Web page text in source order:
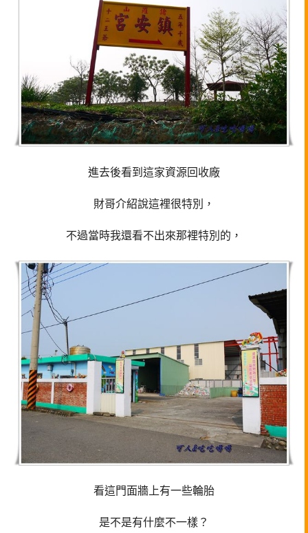
進去後看到這家資源回收廠
財哥介紹說這裡很特別，
不過當時我還看不出來那裡特別的，
看這門面牆上有一些輪胎
是不是有什麼不一樣？